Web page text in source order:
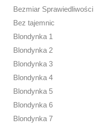
Bezmiar Sprawiedliwości
Bez tajemnic
Blondynka 1
Blondynka 2
Blondynka 3
Blondynka 4
Blondynka 5
Blondynka 6
Blondynka 7